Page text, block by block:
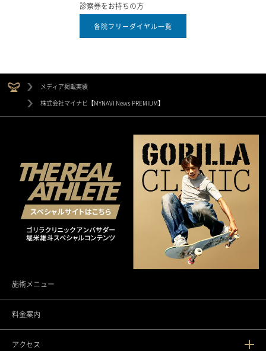
診察券をお持ちの方
各院フリーダイヤル一覧
メディア掲載実績
株式会社マイナビ【MYNAVI News PREMIUM】
施術メニュー
料金案内
アクセス